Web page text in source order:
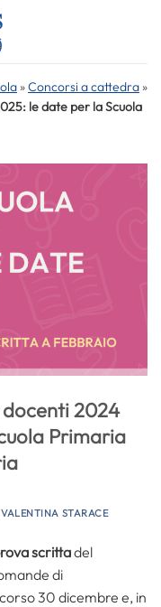
»Concorsi a cattedra »
le date per la Scuola
2024
Primaria
VALENTINA STARACE
scrittadel
di
30 dicembre e, in